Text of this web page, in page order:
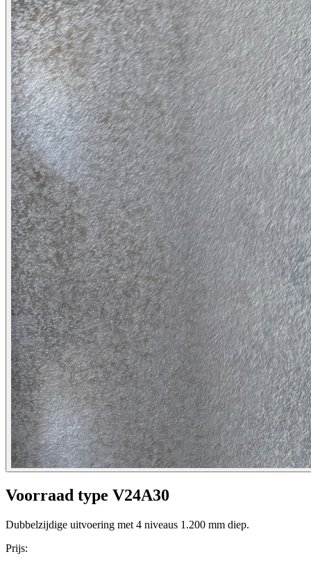
Voorraad type V24A30
Dubbelzijdige uitvoering met 4 niveaus 1.200 mm diep.
Prijs: